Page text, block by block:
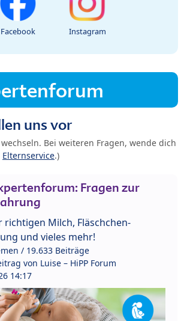
Facebook Instagram
uns vor
wechseln. Bei weiteren Fragen, wende dich
Elternservice.)
Fragen zur
richtigen Milch, Fläschchen-
und vieles mehr!
/ 19.633 Beiträge
von Luise – HiPP Forum
14:17